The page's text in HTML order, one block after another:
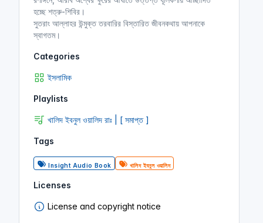
হচ্ছে শত্রু-শিবির।
সুতরাং আল্লাহর উন্মুক্ত তরবারির বিস্তারিত জীবনকথায় আপনাকে
স্বাগতম।
Categories
ইসলামিক
Playlists
খালিদ ইবনুল ওয়ালিদ রাঃ | [ সমাপ্ত ]
Tags
Insight Audio Book খালিদ ইবনুল ওয়ালিদ
Licenses
License and copyright notice